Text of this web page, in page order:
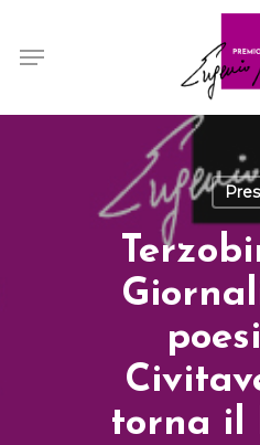
Menu
torna il